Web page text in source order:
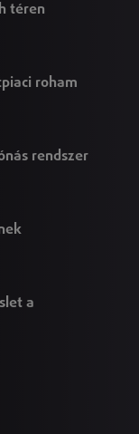
téren
roham
rendszer
a